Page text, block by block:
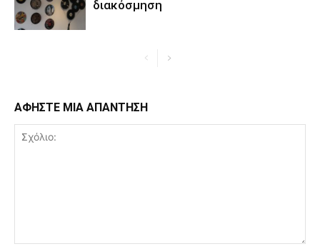
διακόσμηση
ΑΦΗΣΤΕ ΜΙΑ ΑΠΑΝΤΗΣΗ